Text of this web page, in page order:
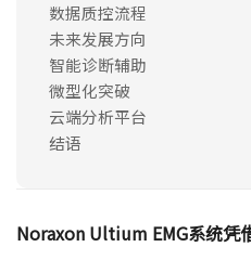
数据质控流程
未来发展方向
智能诊断辅助
微型化突破
云端分析平台
结语
Noraxon Ultium EMG系统凭